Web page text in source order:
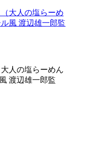
人の塩らーめん
渡辺雄一郎監